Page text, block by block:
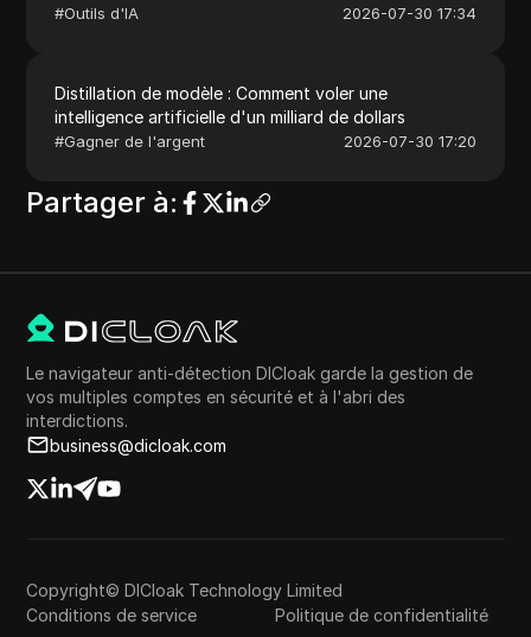
#Outils d'IA 2026-07-30 17:34
Distillation de modèle : Comment voler une
intelligence artificielle d'un milliard de dollars
#Gagner de l'argent 2026-07-30 17:20
Partager à:
Le navigateur anti-détection DICloak garde la gestion de
vos multiples comptes en sécurité et à l'abri des
interdictions.
business@dicloak.com
Copyright© DICloak Technology Limited
Conditions de service
Politique de confidentialité